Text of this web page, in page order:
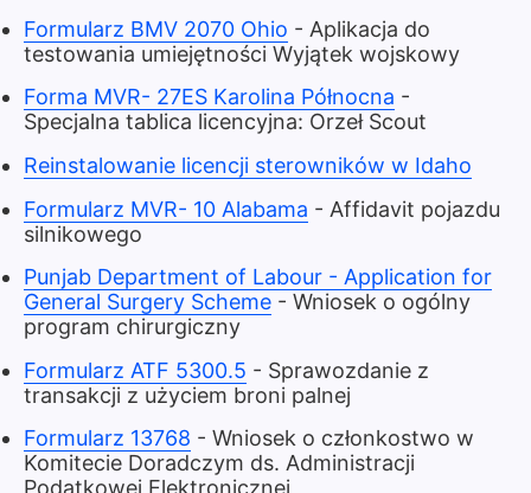
Formularz BMV 2070 Ohio - Aplikacja do
testowania umiejętności Wyjątek wojskowy
Forma MVR- 27ES Karolina Północna -
Specjalna tablica licencyjna: Orzeł Scout
Reinstalowanie licencji sterowników w Idaho
Formularz MVR- 10 Alabama - Affidavit pojazdu
silnikowego
Punjab Department of Labour - Application for
General Surgery Scheme - Wniosek o ogólny
program chirurgiczny
Formularz ATF 5300.5 - Sprawozdanie z
transakcji z użyciem broni palnej
Formularz 13768 - Wniosek o członkostwo w
Komitecie Doradczym ds. Administracji